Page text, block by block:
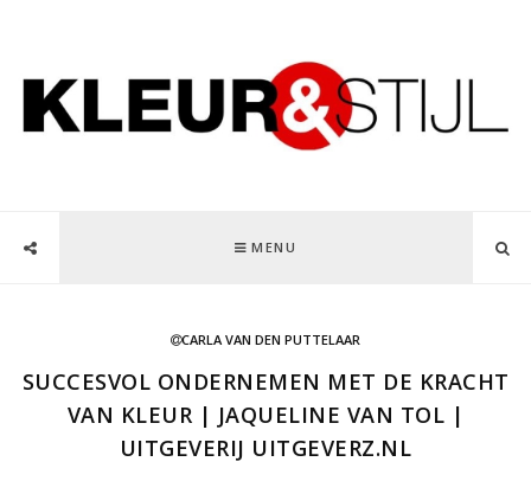
MENU
CARLA VAN DEN PUTTELAAR
SUCCESVOL ONDERNEMEN MET DE KRACHT
VAN KLEUR | JAQUELINE VAN TOL |
UITGEVERIJ UITGEVERZ.NL